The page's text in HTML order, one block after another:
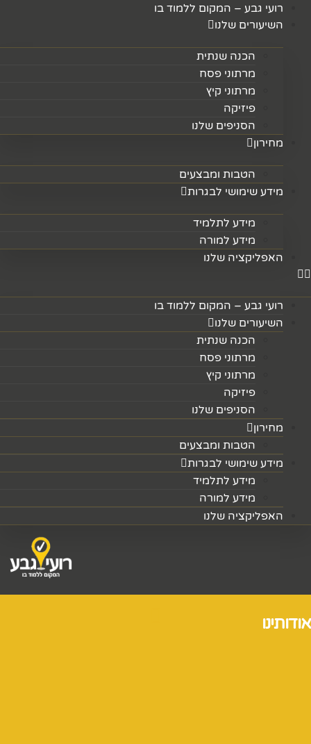
רועי גבע – המקום ללמוד בו
השיעורים שלנו
הכנה שנתית
מרתוני פסח
מרתוני קיץ
פיזיקה
הסניפים שלנו
מחירון
הטבות ומבצעים
מידע שימושי לבגרות
מידע לתלמיד
מידע למורה
האפליקציה שלנו
רועי גבע – המקום ללמוד בו
השיעורים שלנו
הכנה שנתית
מרתוני פסח
מרתוני קיץ
פיזיקה
הסניפים שלנו
מחירון
הטבות ומבצעים
מידע שימושי לבגרות
מידע לתלמיד
מידע למורה
האפליקציה שלנו
אודותינו